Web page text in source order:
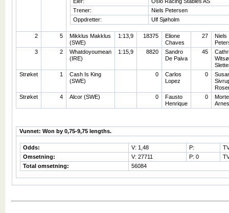
Trener:
Niels Petersen
Oppdretter:
Ulf Sjøholm
2 5
Mikklus Makklus
(SWE)
1:13,9 18375
Elione
Chaves
27
Niels
3
2
Whatdoyoumean
(IRE)
1:15,9 8820
Sandro
De Paiva
45
Witsø
Strøket
1
Cash Is King
(SWE)
0
Carlos
Lopez
0
Strøket
4 Alcor (SWE) 0
Fausto
Henrique
0
Vunnet: Won by 0,75-9,75 lengths.
Odds: V: 1,48 P:
Omsetning:
V: 27711 P: 0
Total omsetning:
56084